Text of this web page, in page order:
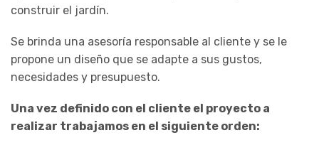
construir el jardín.
Se brinda una asesoría responsable al cliente y se le
propone un diseño que se adapte a sus gustos,
necesidades y presupuesto.
Una vez definido con el cliente el proyecto a
realizar trabajamos en el siguiente orden: